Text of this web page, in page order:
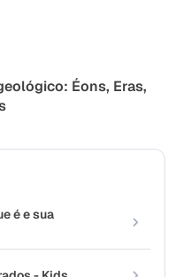
Éons, Eras,
é e sua